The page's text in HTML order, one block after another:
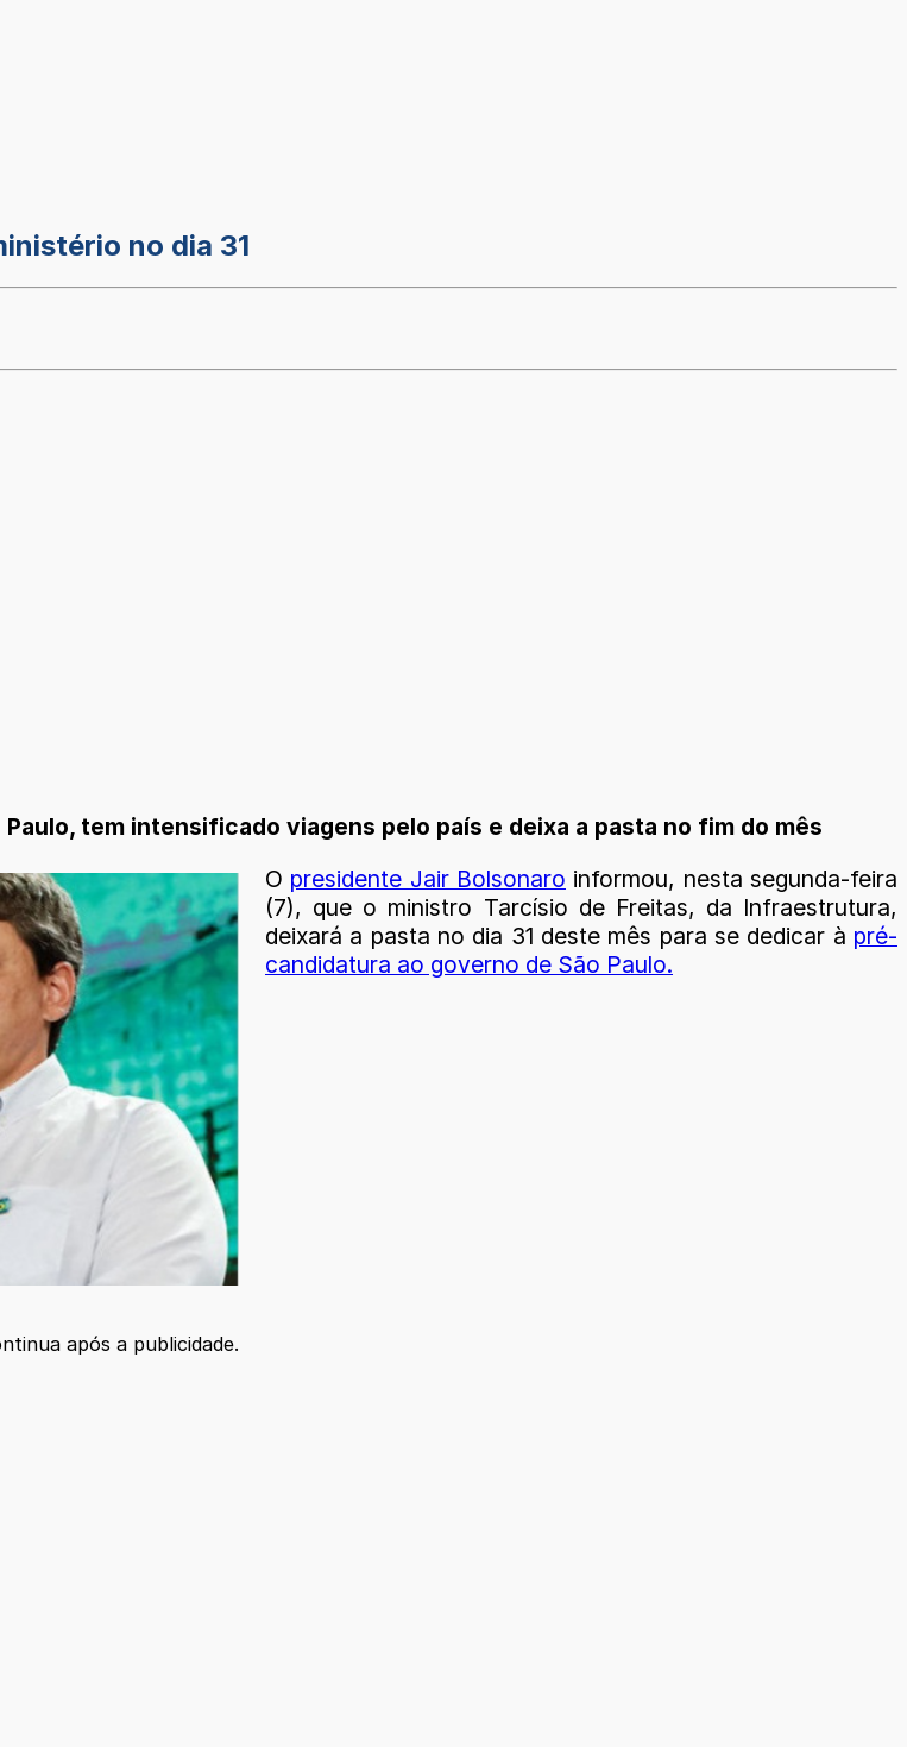
no dia 31
tem intensificado viagens pelo país e deixa a pasta no fim do mês
O presidente Jair Bolsonaro informou, nesta segunda-feira
(7), que o ministro Tarcísio de Freitas, da Infraestrutura,
deixará a pasta no dia 31 deste mês para se dedicar à pré-
candidatura ao governo de São Paulo.
após a publicidade.